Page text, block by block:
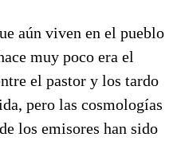
aún viven en el pueblo
muy poco era el
el pastor y los tardo
pero las cosmologías
los emisores han sido